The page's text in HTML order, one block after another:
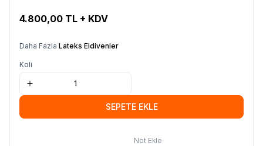
4.800,00 TL + KDV
Daha Fazla Lateks Eldivenler
Koli
SEPETE EKLE
Not Ekle